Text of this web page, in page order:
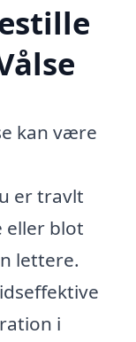
kan være
er travlt
eller blot
lettere.
i